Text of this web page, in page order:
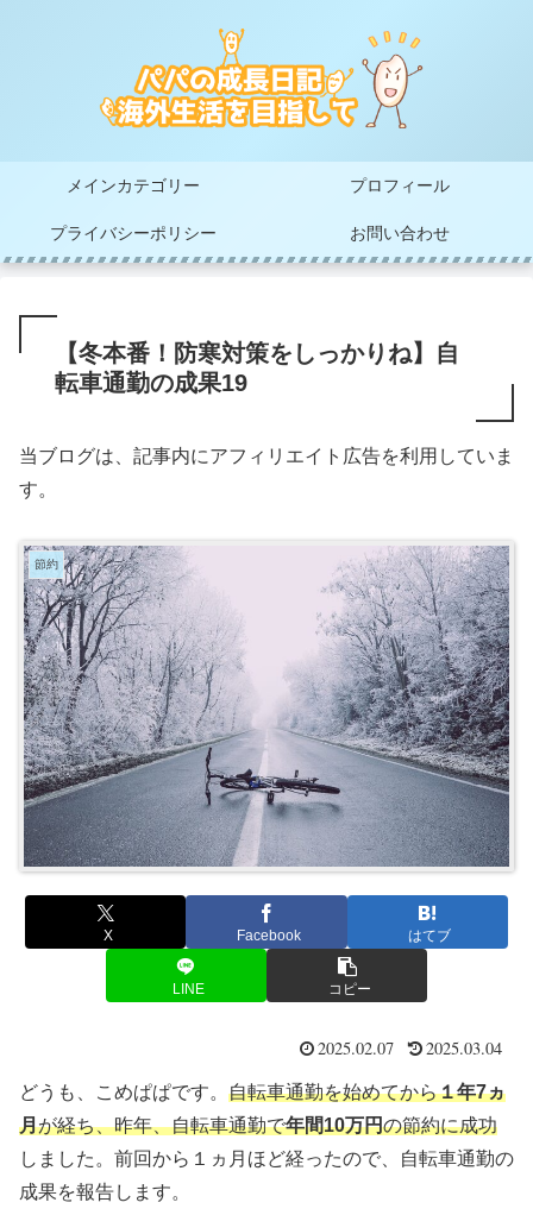
メインカテゴリー プロフィール
プライバシーポリシー お問い合わせ
【冬本番！防寒対策をしっかりね】自
転車通勤の成果19
当ブログは、記事内にアフィリエイト広告を利用していま
す。
節約
X Facebook はてブ
LINE コピー
2025.02.07 2025.03.04
どうも、こめぱぱです。 自転車通勤を始めてから１年7ヵ
月が経ち、昨年、自転車通勤で年間10万円の節約に成功
しました。前回から１ヵ月ほど経ったので、自転車通勤の
成果を報告します。